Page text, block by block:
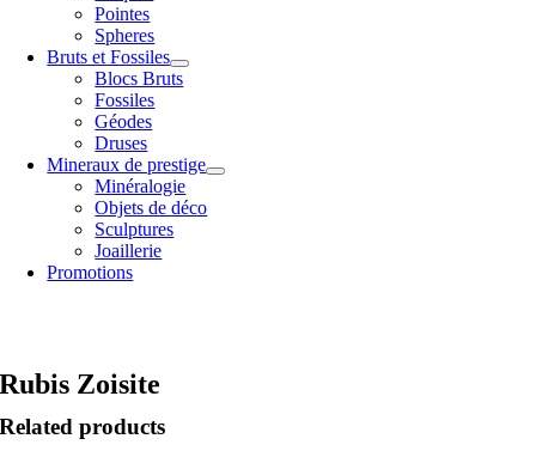
Pointes
Spheres
Bruts et Fossiles
Blocs Bruts
Fossiles
Géodes
Druses
Mineraux de prestige
Minéralogie
Objets de déco
Sculptures
Joaillerie
Promotions
Rubis Zoisite
Related products